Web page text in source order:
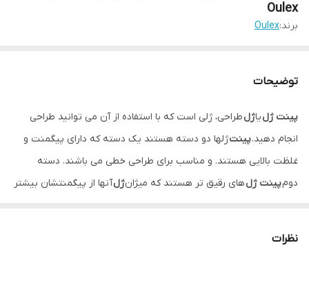
Oulex
برند:Oulex
توضیحات
پینت ژلیاژلطراحی، ژلی است که با استفاده از آن می توانید طراحی
انجام دهید.پینتژلها دو دسته هستند یک دسته که دارای پیگمنت و
غلظت بالایی هستند. و مناسب برای طراحی خطی می باشند. دسته
دومپینت ژلهای رقیق تر هستند که میژانژلآنها از پیگمنتشان بیشتر
نظرات